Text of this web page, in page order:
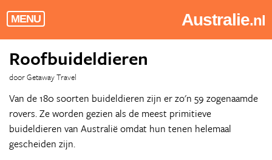
MENU Australie.nl
Roofbuideldieren
door Getaway Travel
Van de 180 soorten buideldieren zijn er zo'n 59 zogenaamde
rovers. Ze worden gezien als de meest primitieve
buideldieren van Australië omdat hun tenen helemaal
gescheiden zijn.